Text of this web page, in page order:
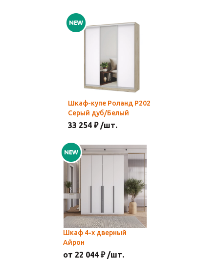
Шкаф-купе Роланд Р202
Серый дуб/Белый
33 254 ₽ /шт.
Шкаф 4-х дверный
Айрон
от 22 044 ₽ /шт.